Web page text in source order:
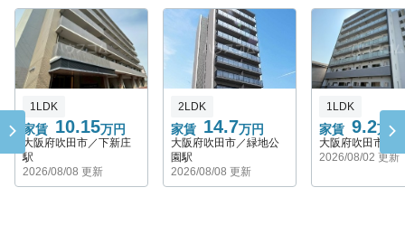
1LDK
家賃 10.15万円
大阪府吹田市／下新庄
駅
2026/08/08 更新
2LDK
家賃 14.7万円
大阪府吹田市／緑地公
園駅
2026/08/08 更新
1LDK
家賃 9.2万円
大阪府吹田市／
2026/08/02 更新